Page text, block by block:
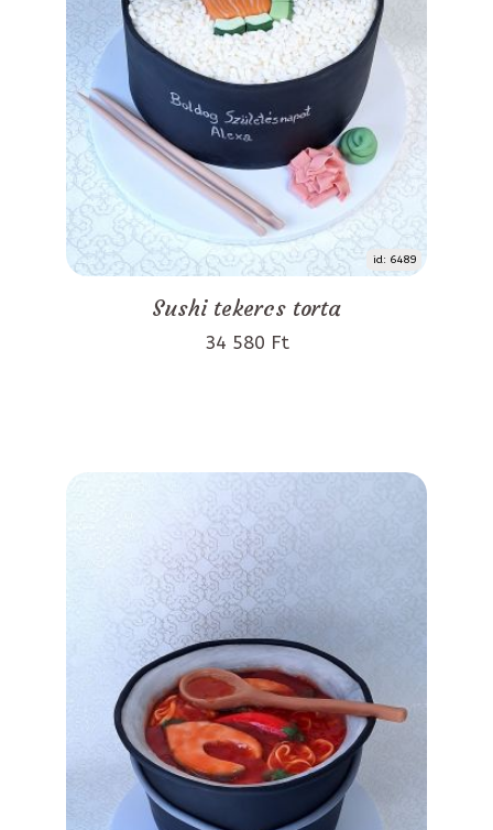
id: 6489
Sushi tekercs torta
34 580 Ft